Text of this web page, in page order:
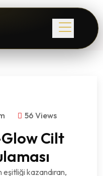
56 Views
Cilt
kazandıran,